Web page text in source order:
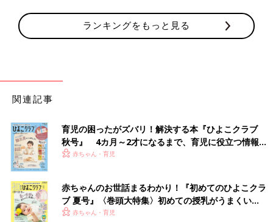
ランキングをもっと見る
関連記事
育児の困ったがズバリ！解決する本『ひよこクラブ
秋号』 4カ月～2才になるまで、育児に役立つ情報が
いっぱい！
赤ちゃん・育児
赤ちゃんのお世話まるわかり！『初めてのひよこクラ
ブ 夏号』〈巻頭大特集〉初めての授乳がうまくい
く！ おっぱい・ミルクの基本と夏のトラブル 解決テ
赤ちゃん・育児